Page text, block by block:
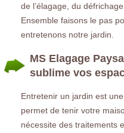
de l’élagage, du
Ensemble faisons le pas
entretenons notre jardin.
MS Elagage
sublime vos
Entretenir un jardin est
permet de tenir votre
nécessite des traitements